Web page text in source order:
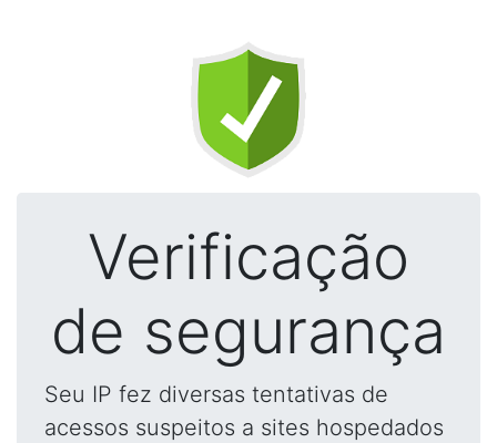
Verificação
de segurança
Seu IP fez diversas tentativas de
acessos suspeitos a sites hospedados